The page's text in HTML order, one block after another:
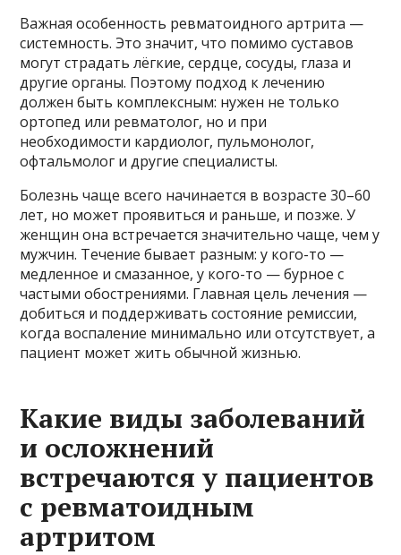
Важная особенность ревматоидного артрита —
системность. Это значит, что помимо суставов
могут страдать лёгкие, сердце, сосуды, глаза и
другие органы. Поэтому подход к лечению
должен быть комплексным: нужен не только
ортопед или ревматолог, но и при
необходимости кардиолог, пульмонолог,
офтальмолог и другие специалисты.
Болезнь чаще всего начинается в возрасте 30–60
лет, но может проявиться и раньше, и позже. У
женщин она встречается значительно чаще, чем у
мужчин. Течение бывает разным: у кого-то —
медленное и смазанное, у кого-то — бурное с
частыми обострениями. Главная цель лечения —
добиться и поддерживать состояние ремиссии,
когда воспаление минимально или отсутствует, а
пациент может жить обычной жизнью.
Какие виды заболеваний
и осложнений
встречаются у пациентов
с ревматоидным
артритом